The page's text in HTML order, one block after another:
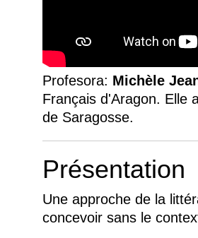
Profesora: Michèle
Français d'Aragon. Elle
de Saragosse.
Présentation
Une approche de la
concevoir sans le